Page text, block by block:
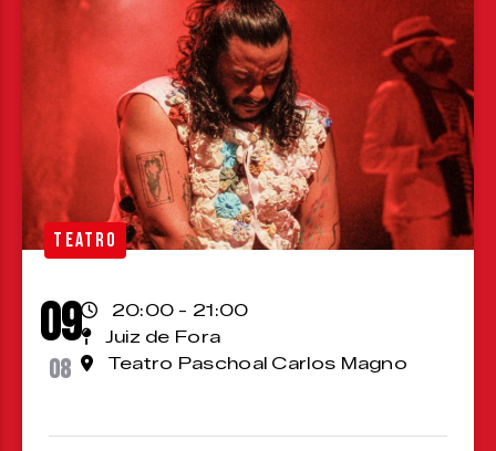
TEATRO
09
08
20:00 - 21:00
Juiz de Fora
Teatro Paschoal Carlos Magno